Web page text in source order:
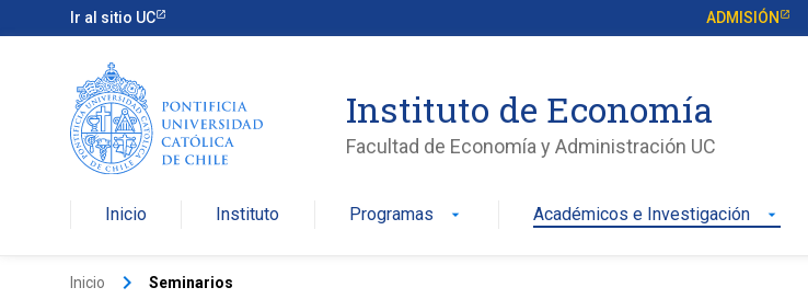
Ir al sitio UC ADMISIÓN
Instituto de Economía
Facultad de Economía y Administración UC
Inicio Instituto Programas arrow_drop_down Académicos e Investigación arrow_drop_down
Inicio keyboard_arrow_right Seminarios